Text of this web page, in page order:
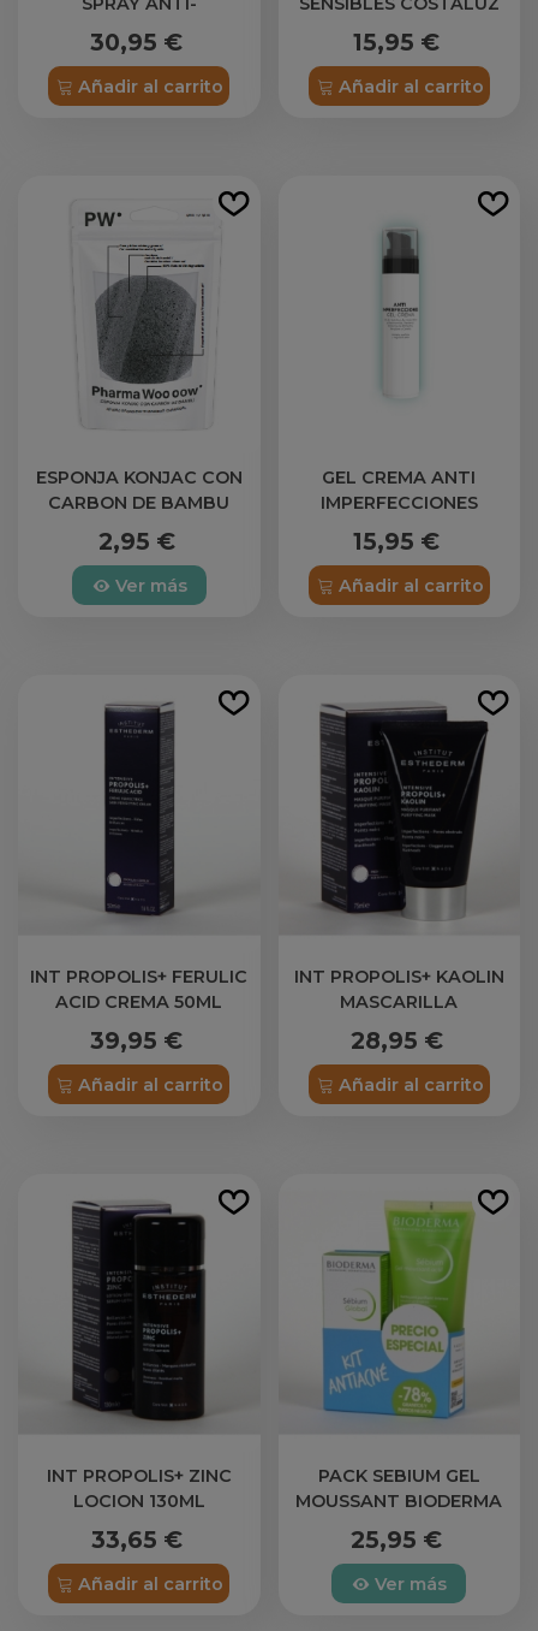
30,95 €
Añadir al carrito
15,95 €
Añadir al carrito
ESPONJA KONJAC CON
CARBON DE BAMBU
Pharma Woo oow
2,95 €
Ver más
GEL CREMA ANTI
IMPERFECCIONES
COSTALUZ
15,95 €
Añadir al carrito
INT PROPOLIS+ FERULIC
ACID CREMA 50ML
ESTHEDERM
39,95 €
Añadir al carrito
INT PROPOLIS+ KAOLIN
MASCARILLA
ESTHEDERM
28,95 €
Añadir al carrito
INT PROPOLIS+ ZINC
LOCION 130ML
ESTHEDERM
33,65 €
Añadir al carrito
PACK SEBIUM GEL
MOUSSANT BIODERMA
25,95 €
Ver más